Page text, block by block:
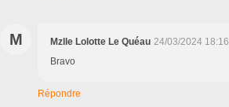
M Mzlle Lolotte Le Quéau 24/03/2024 18:16
Bravo
Répondre